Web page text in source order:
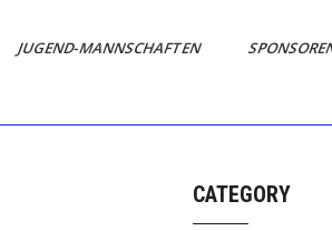
JUGEND-MANNSCHAFTEN
CATEGORY